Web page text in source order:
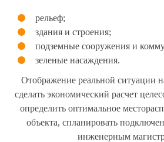
рельеф;
здания и строения;
подземные сооружения и
зеленые насаждения.
Отображение реальной ситуации
сделать экономический расчет
определить оптимальное
объекта, спланировать
инженерным